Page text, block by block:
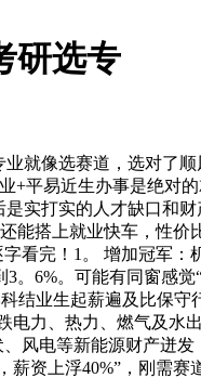
研选专
像选赛道，选对了
易近生办事是绝对
实打实的人才缺口和
搭上就业快车，性
看完！1。 增加冠军
6%。可能有同窗感
业生起薪遍及比保
力、热力、燃气及水
风电等新能源财产迸
资上浮40%”，刚需